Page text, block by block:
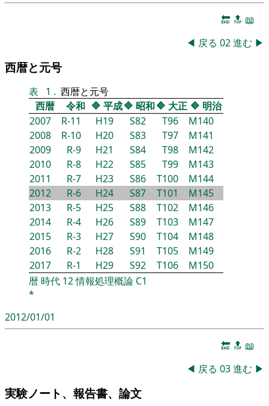
🔚 🔝 📖
◀ 戻る 02進む ▶
西暦と元号
表 1 . 西暦と元号
西暦
令和 🔷 平成🔷 昭和🔷 大正 🔷 明治
2007
R-11 H19 S82 T96
M140
2008
R-10 H20 S83 T97
M141
2009
R-9 H21 S84 T98
M142
2010
R-8 H22 S85 T99
M143
2011
R-7 H23 S86 T100
M144
2012
R-6 H24 S87 T101
M145
2013
R-5 H25 S88 T102
M146
2014
R-4 H26 S89 T103
M147
2015
R-3 H27 S90 T104
M148
2016
R-2 H28 S91 T105
M149
2017
R-1 H29 S92 T106
M150
暦 時代 12情報処理概論 C1
*
2012/01/01
🔚 🔝 📖
◀ 戻る 03進む ▶
実験ノート、報告書、論文